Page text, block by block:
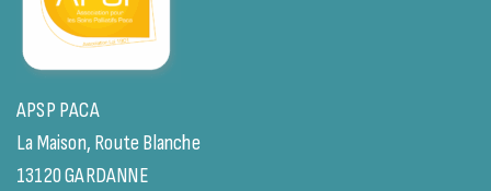
APSP PACA
La Maison, Route Blanche
13120 GARDANNE